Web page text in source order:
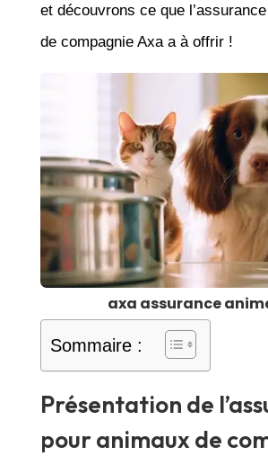
et découvrons ce que
de compagnie Axa a à offrir !
axa assurance
Sommaire :
Présentation de
pour animaux de